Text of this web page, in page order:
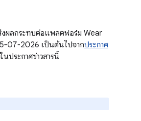
งผลกระทบต่อแพลตฟอร์ม Wear
07-2026 เป็นต้นไปจากประกาศ
ประกาศข่าวสารนี้